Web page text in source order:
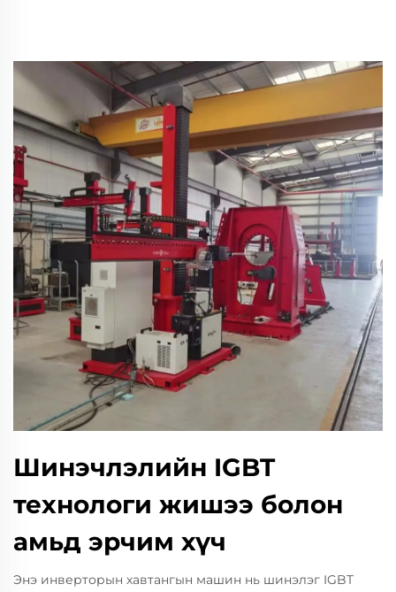
Шинэчлэлийн IGBT
технологи жишээ болон
амьд эрчим хүч
Энэ инверторын хавтангын машин нь шинэлэг IGBT